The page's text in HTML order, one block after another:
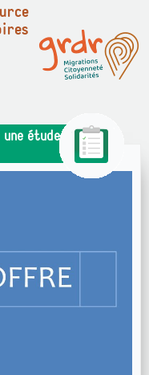
étude